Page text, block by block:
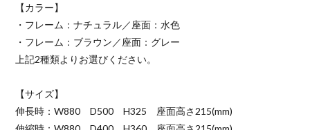
【カラー】
・フレーム：ナチュラル／座面：水色
・フレーム：ブラウン／座面：グレー
上記2種類よりお選びください。
【サイズ】
伸長時：W880 D500 H325 座面高さ215(mm)